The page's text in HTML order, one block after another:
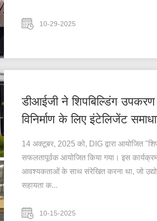
10-29-2025
डीआईजी ने शिपबिल्डिंग
विनिर्माण के लिए इंटेलिजेंट
14 अक्टूबर, 2025 को, DIG द्वारा आयोजित
सफलतापूर्वक आयोजित किया गया। इस
आवश्यकताओं के साथ संरेखित करना था, जो
सहायता क...
10-15-2025